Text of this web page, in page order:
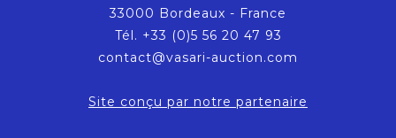
33000 Bordeaux - France
Tél. +33 (0)5 56 20 47 93
contact@vasari-auction.com
Site conçu par notre partenaire